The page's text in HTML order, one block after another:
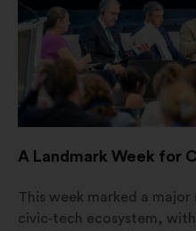
onglet
A Landmark Week for
This week marked a major
civic‑tech ecosystem,